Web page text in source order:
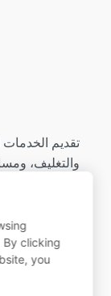
تقديم الخدمات
والتغليف،
By clicking
you